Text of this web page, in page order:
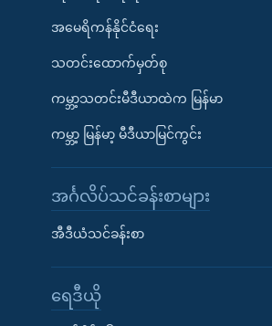
အမေရိကန်နိုင်ငံရေး
သတင်းထောက်မှတ်စု
ကမ္ဘာ့သတင်းမီဒီယာထဲက မြန်မာ
ကမ္ဘာ့ မြန်မာ့ မီဒီယာမြင်ကွင်း
အင်္ဂလိပ်သင်ခန်းစာများ
အီဒီယံသင်ခန်းစာ
ရေဒီယို